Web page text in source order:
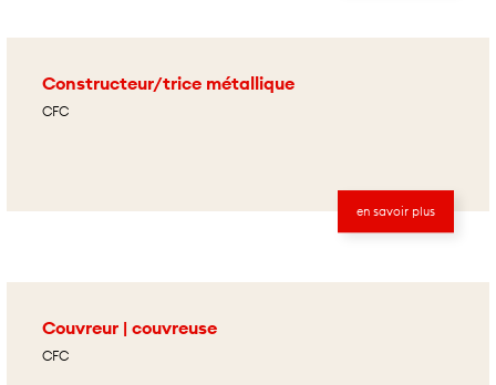
Constructeur/trice métallique
CFC
en savoir plus
Couvreur | couvreuse
CFC